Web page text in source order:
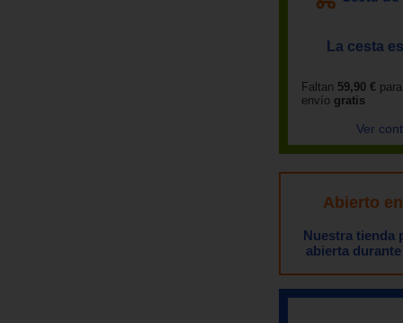
La cesta
Faltan 59,90 €
envío gratis
Ver
Abierto
Nuestra tienda
abierta